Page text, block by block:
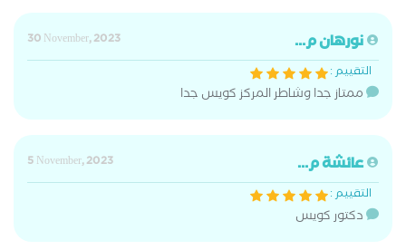
نورهان م...
30 November, 2023
التقييم :
ممتاز جدا وشاطر المركز كويس جدا
عائشة م...
5 November, 2023
التقييم :
دكتور كويس